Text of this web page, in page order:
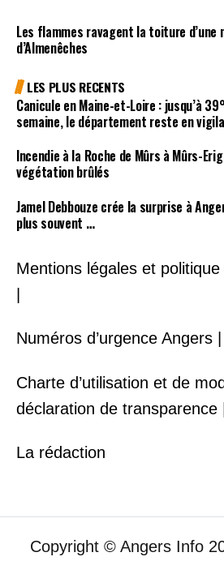
Les flammes ravagent la toiture d’une
d’Almenêches
LES PLUS RECENTS
Canicule en Maine-et-Loire : jusqu’à
semaine, le département reste en
Incendie à la Roche de Mûrs à Mûrs-
végétation brûlés
Jamel Debbouze crée la surprise à
plus souvent …
Mentions légales et
Numéros d’urgence Angers |
Charte d’utilisation et de
déclaration de transparence |
La rédaction
Copyright © Angers Info